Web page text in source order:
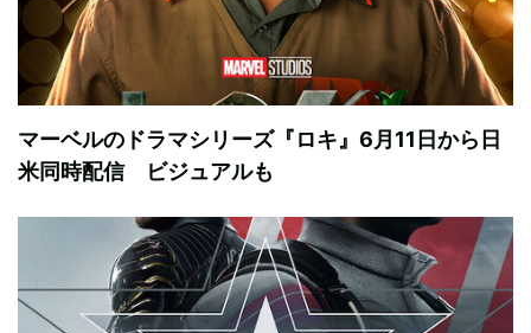
マーベルのドラマシリーズ『ロキ』6月11日から日
米同時配信 ビジュアルも